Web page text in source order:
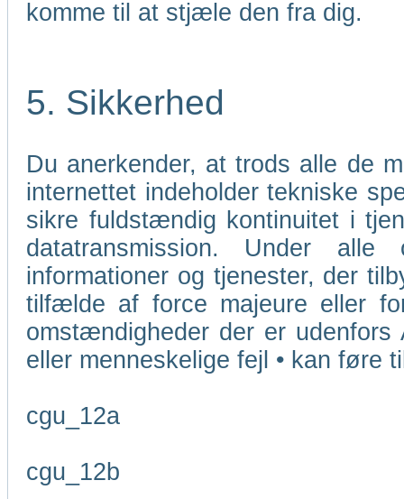
komme til at stjæle den fra dig.
5. Sikkerhed
Du anerkender, at trods alle de
internettet indeholder tekniske
sikre fuldstændig kontinuitet i
datatransmission. Under
informationer og tjenester, der
tilfælde af force majeure eller
omstændigheder der er udenfors
eller menneskelige fejl • kan føre
cgu_12a
cgu_12b